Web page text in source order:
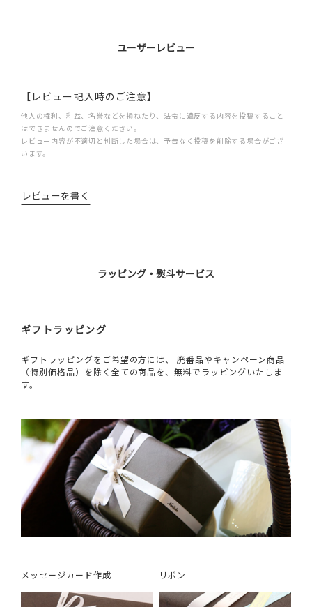
ユーザーレビュー
【レビュー記入時のご注意】
他人の権利、利益、名誉などを損ねたり、法令に違反する内容を投稿すること
はできませんのでご注意ください。
レビュー内容が不適切と判断した場合は、予告なく投稿を削除する場合がござ
います。
レビューを書く
ラッピング・熨斗サービス
ギフトラッピング
ギフトラッピングをご希望の方には、 廃番品やキャンペーン商品
（特別価格品）を除く全ての商品を、無料でラッピングいたしま
す。
メッセージカード作成 リボン